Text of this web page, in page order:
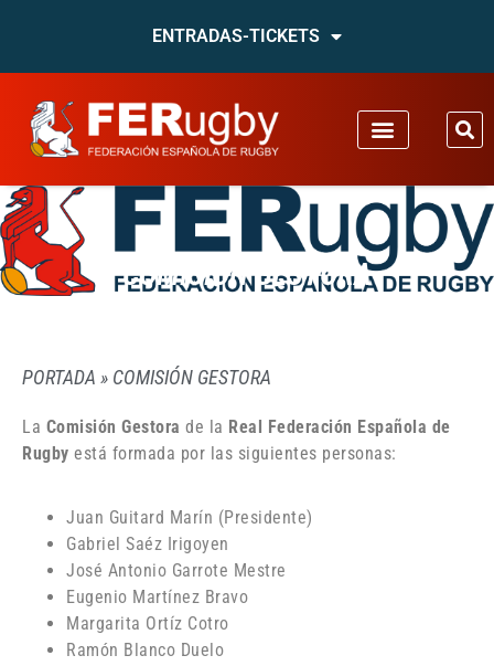
ENTRADAS-TICKETS
COMISIÓN GESTORA
PORTADA » COMISIÓN GESTORA
La Comisión Gestora de la Real Federación Española de
Rugby está formada por las siguientes personas:
Juan Guitard Marín (Presidente)
Gabriel Saéz Irigoyen
José Antonio Garrote Mestre
Eugenio Martínez Bravo
Margarita Ortíz Cotro
Ramón Blanco Duelo